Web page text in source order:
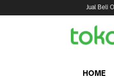
Jual Beli
HOME